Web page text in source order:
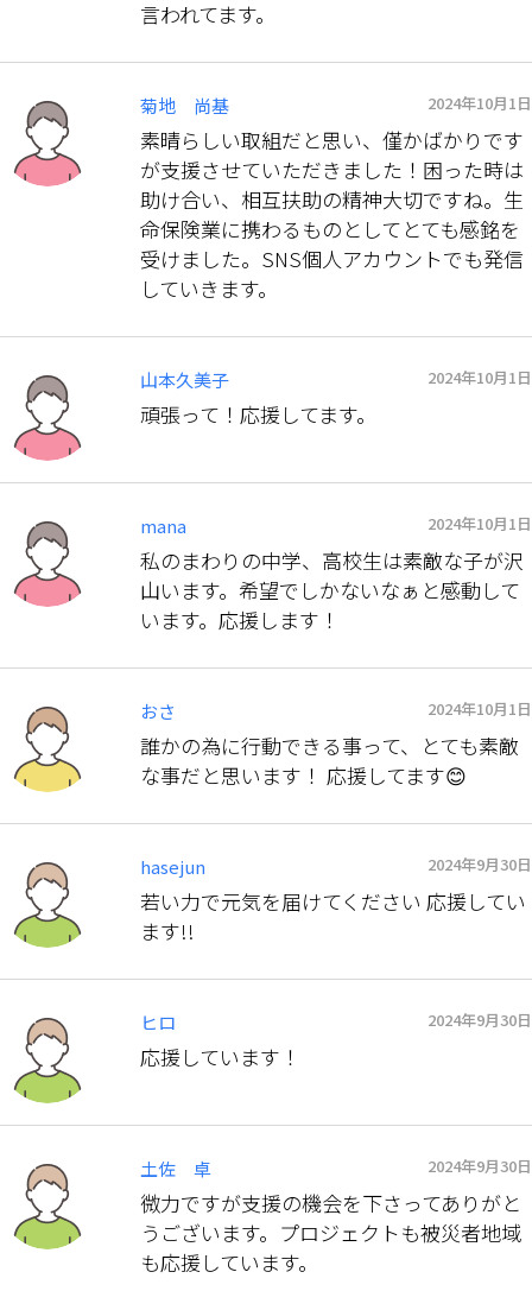
言われてます。
菊地 尚基 2024年10月1日
素晴らしい取組だと思い、僅かばかりです
が支援させていただきました！困った時は
助け合い、相互扶助の精神大切ですね。生
命保険業に携わるものとしてとても感銘を
受けました。SNS個人アカウントでも発信
していきます。
山本久美子 2024年10月1日
頑張って！応援してます。
mana 2024年10月1日
私のまわりの中学、高校生は素敵な子が沢
山います。希望でしかないなぁと感動して
います。応援します！
おさ 2024年10月1日
誰かの為に行動できる事って、とても素敵
な事だと思います！ 応援してます😊
hasejun 2024年9月30日
若い力で元気を届けてください 応援してい
ます!!
ヒロ 2024年9月30日
応援しています！
土佐 卓 2024年9月30日
微力ですが支援の機会を下さってありがと
うございます。プロジェクトも被災者地域
も応援しています。